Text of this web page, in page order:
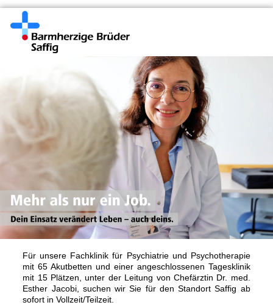
Für unsere Fachklinik für Psychiatrie und Psychotherapie
mit 65 Akutbetten und einer angeschlossenen Tagesklinik
mit 15 Plätzen, unter der Leitung von Chefärztin Dr. med.
Esther Jacobi, suchen wir Sie für den Standort Saffig ab
sofort in Vollzeit/Teilzeit.